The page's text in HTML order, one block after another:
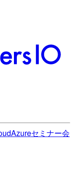
Azureセミナー会